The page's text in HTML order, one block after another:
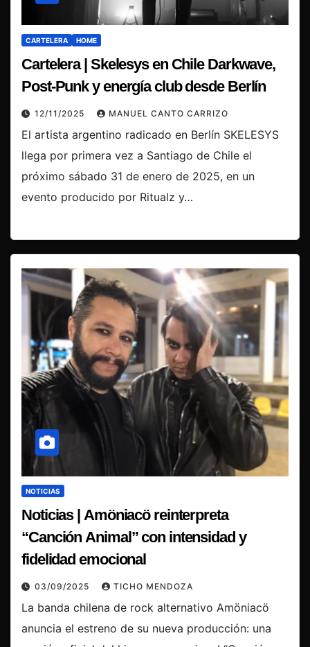
CARTELERA HOME
Cartelera | Skelesys en Chile Darkwave,
Post-Punk y energía club desde Berlín
12/11/2025 MANUEL CANTO CARRIZO
El artista argentino radicado en Berlín SKELESYS
llega por primera vez a Santiago de Chile el
próximo sábado 31 de enero de 2025, en un
evento producido por Ritualz y…
NOTICIAS
Noticias | Amöniacö reinterpreta
“Canción Animal” con intensidad y
fidelidad emocional
03/09/2025 TICHO MENDOZA
La banda chilena de rock alternativo Amöniacö
anuncia el estreno de su nueva producción: una